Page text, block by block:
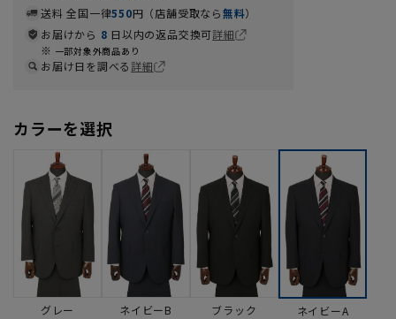
送料 全国一律550円（店舗受取なら無料）
お届けから 8 日以内の返品交換可詳細
一部対象外商品あり
お届け日を調べる詳細
カラーを選択
グレー ネイビーB ブラック ネイビーA